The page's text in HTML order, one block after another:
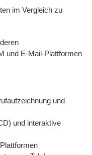
im Vergleich zu
und E-Mail-Plattformen
und
und interaktive